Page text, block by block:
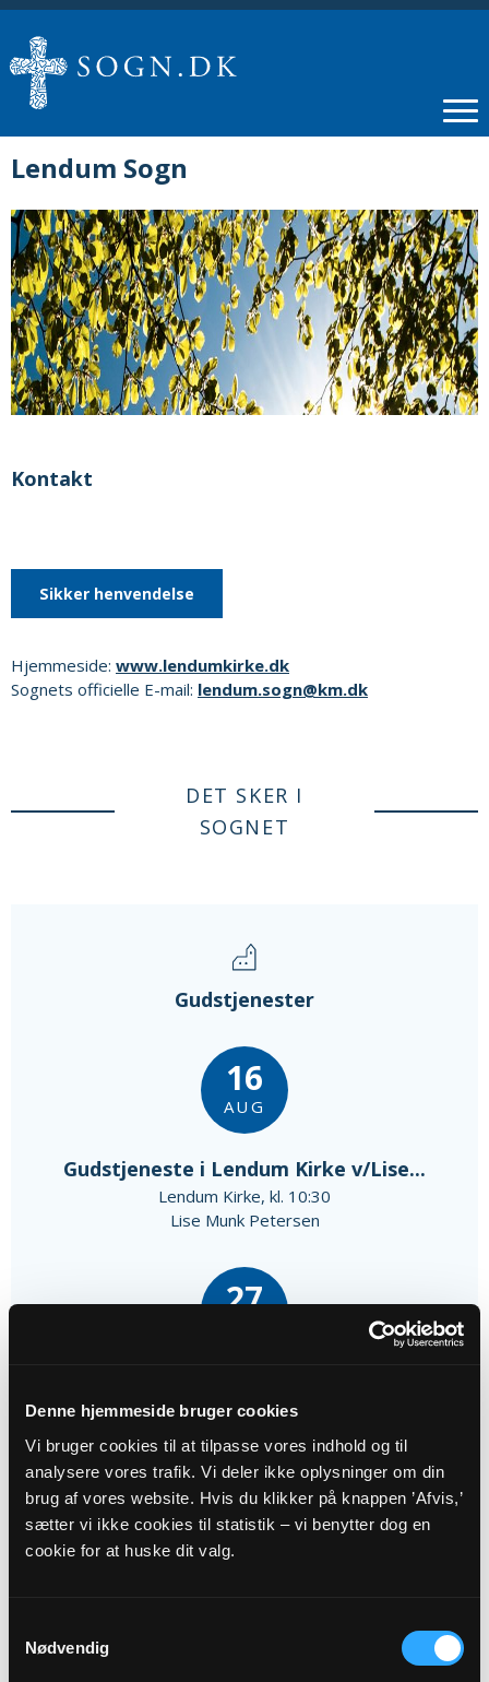
Denne hjemmeside bruger cookies
Vi bruger cookies til at tilpasse vores indhold og til
analysere vores trafik. Vi deler ikke oplysninger om din
brug af vores website. Hvis du klikker på knappen ’Afvis,’
sætter vi ikke cookies til statistik – vi benytter dog en
cookie for at huske dit valg.
Nødvendig
Lendum Sogn
Kontakt
Sikker henvendelse
Hjemmeside: www.lendumkirke.dk
Sognets officielle E-mail: lendum.sogn@km.dk
DET SKER I
SOGNET
Gudstjenester
16
AUG
Gudstjeneste i Lendum Kirke v/Lise...
Lendum Kirke, kl. 10:30
Lise Munk Petersen
27
Lendum Kirke, kl. 10:30
Lise Munk Petersen